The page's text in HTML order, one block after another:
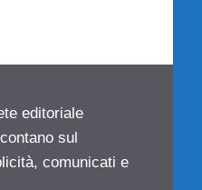
editoriale
sul
comunicati e